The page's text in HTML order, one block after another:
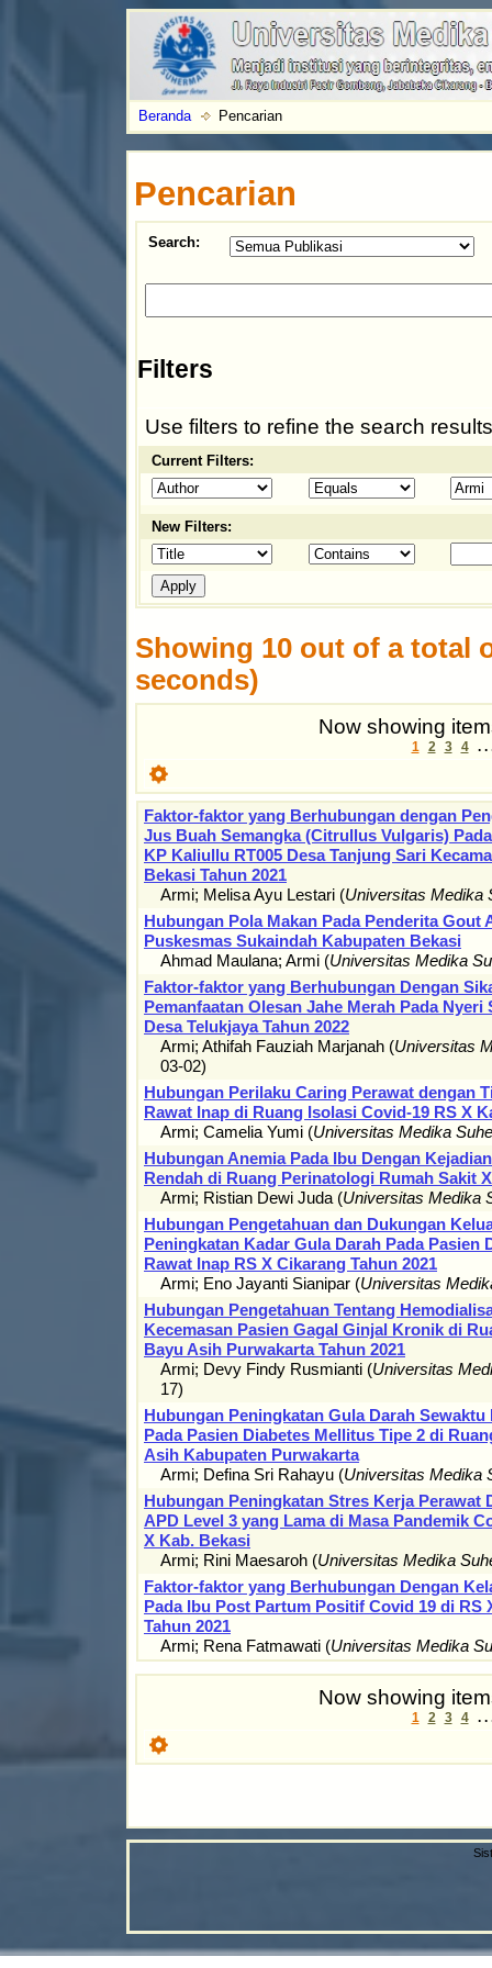
Beranda Pencarian
Pencarian
Search:
Filters
Use filters to refine the search
Current Filters:
New Filters:
Showing 10 out of a total
seconds)
Now showing
1 2 3 4 . .
Faktor-faktor yang Berhubungan dengan
Jus Buah Semangka (Citrullus Vulgaris)
KP Kaliullu RT005 Desa Tanjung Sari
Bekasi Tahun 2021
Armi; Melisa Ayu Lestari (Universitas Medika
Hubungan Pola Makan Pada Penderita Gout
Puskesmas Sukaindah Kabupaten Bekasi
Ahmad Maulana; Armi (Universitas Medika
Faktor-faktor yang Berhubungan Dengan
Pemanfaatan Olesan Jahe Merah Pada Nyeri
Desa Telukjaya Tahun 2022
Armi; Athifah Fauziah Marjanah (Universitas
03-02)
Hubungan Perilaku Caring Perawat dengan
Rawat Inap di Ruang Isolasi Covid-19 RS X
Armi; Camelia Yumi (Universitas Medika
Hubungan Anemia Pada Ibu Dengan
Rendah di Ruang Perinatologi Rumah Sakit
Armi; Ristian Dewi Juda (Universitas Medika
Hubungan Pengetahuan dan Dukungan
Peningkatan Kadar Gula Darah Pada Pasien
Rawat Inap RS X Cikarang Tahun 2021
Armi; Eno Jayanti Sianipar (Universitas
Hubungan Pengetahuan Tentang
Kecemasan Pasien Gagal Ginjal Kronik di
Bayu Asih Purwakarta Tahun 2021
Armi; Devy Findy Rusmianti (Universitas
17)
Hubungan Peningkatan Gula Darah Sewaktu
Pada Pasien Diabetes Mellitus Tipe 2 di
Asih Kabupaten Purwakarta
Armi; Defina Sri Rahayu (Universitas Medika
Hubungan Peningkatan Stres Kerja Perawat
APD Level 3 yang Lama di Masa Pandemik
X Kab. Bekasi
Armi; Rini Maesaroh (Universitas Medika
Faktor-faktor yang Berhubungan Dengan
Pada Ibu Post Partum Positif Covid 19 di RS
Tahun 2021
Armi; Rena Fatmawati (Universitas Medika
Now showing
1 2 3 4 . .